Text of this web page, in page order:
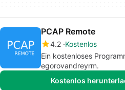
PCAP Remote
4.2 Kostenlos
Ein kostenloses
egorovandreyrm.
Kostenlos